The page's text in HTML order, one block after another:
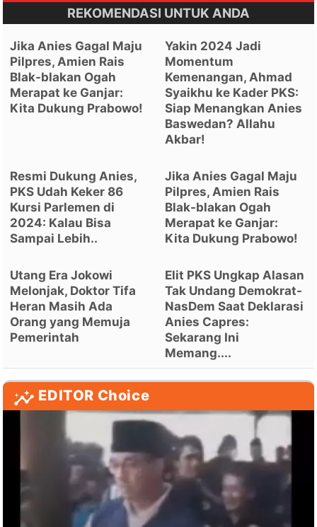
REKOMENDASI UNTUK ANDA
Jika Anies Gagal Maju
Pilpres, Amien Rais
Blak-blakan Ogah
Merapat ke Ganjar:
Kita Dukung Prabowo!
Yakin 2024 Jadi
Momentum
Kemenangan, Ahmad
Syaikhu ke Kader PKS:
Siap Menangkan Anies
Baswedan? Allahu
Akbar!
Resmi Dukung Anies,
PKS Udah Keker 86
Kursi Parlemen di
2024: Kalau Bisa
Sampai Lebih..
Jika Anies Gagal Maju
Pilpres, Amien Rais
Blak-blakan Ogah
Merapat ke Ganjar:
Kita Dukung Prabowo!
Utang Era Jokowi
Melonjak, Doktor Tifa
Heran Masih Ada
Orang yang Memuja
Pemerintah
Elit PKS Ungkap Alasan
Tak Undang Demokrat-
NasDem Saat Deklarasi
Anies Capres:
Sekarang Ini
Memang....
EDITOR Choice